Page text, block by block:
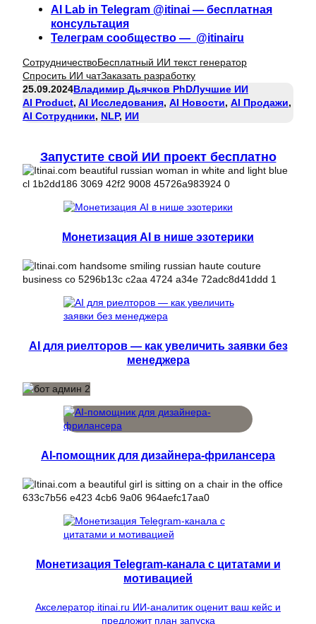
AI Lab in Telegram @itinai — бесплатная
консультация
Телеграм сообщество — @itinairu
СотрудничествоБесплатный ИИ текст генератор
Спросить ИИ чатЗаказать разработку
25.09.2024Владимир Дьячков PhDЛучшие ИИ
AI Product, AI Исследования, AI Новости, AI Продажи
AI Сотрудники, NLP, ИИ
Запустите свой ИИ проект бесплатно
Монетизация AI в нише эзотерики
AI для риелторов — как увеличить заявки без
менеджера
AI-помощник для дизайнера-фрилансера
Монетизация Telegram-канала с цитатами и
мотивацией
Акселератор itinai.ru ИИ-аналитик оценит ваш кейс и
предложит план запуска